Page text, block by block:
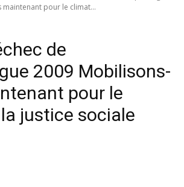
pour le climat...
de
2009 Mobilisons-
pour le
justice sociale